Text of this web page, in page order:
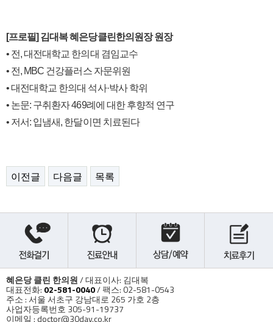
[프로필] 김대복 혜은당클린한의원장 원장
• 전, 대전대학교 한의대 겸임교수
• 전, MBC 건강플러스 자문위원
• 대전대학교 한의대 석사·박사 학위
• 논문: 구취환자 469례에 대한 후향적 연구
• 저서: 입냄새, 한달이면 치료된다
이전글 다음글 목록
혜은당 클린 한의원/ 대표이사: 김대복
대표전화: 02-581-0040/ 팩스: 02-581-0543
주소 : 서울 서초구 강남대로 265 가호 2층
사업자등록번호 305-91-19737
이메일 : doctor@30day.co.kr